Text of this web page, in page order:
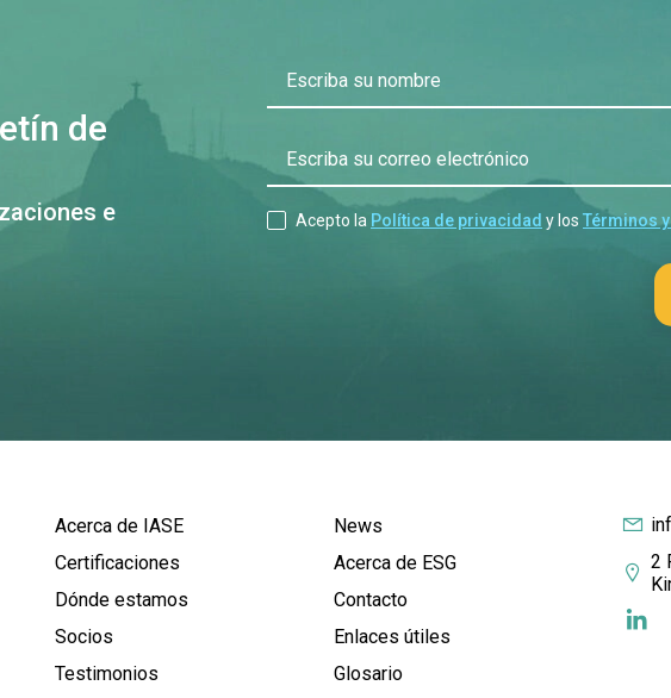
de
e
Escriba su nombre
Escriba su correo electrónico
Acepto la Política de privacidad y los Términos
2
Acerca de IASE
Certificaciones
Dónde estamos
Socios
Testimonios
News
Acerca de ESG
Contacto
Enlaces útiles
Glosario